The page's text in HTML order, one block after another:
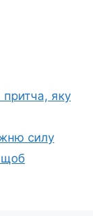
яку
силу
щоб